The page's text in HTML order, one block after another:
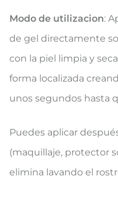
Modo de utilizacion:
de gel directamente
con la piel limpia y
forma localizada
unos segundos hasta
Puedes aplicar
(maquillaje, protector
elimina lavando el